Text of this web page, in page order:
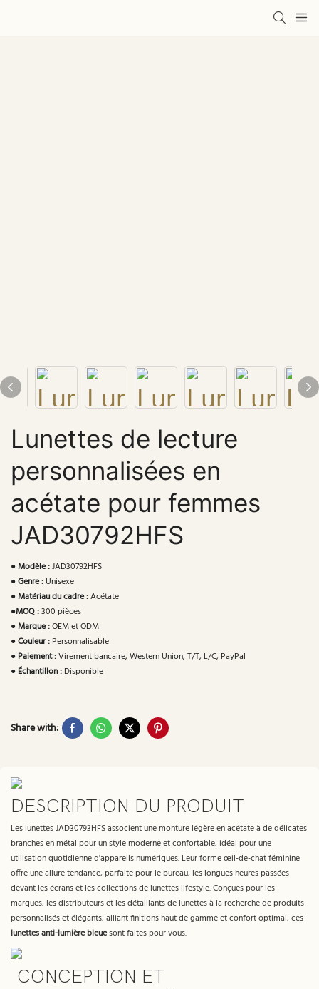
Lunettes de lecture
personnalisées en
acétate pour femmes
JAD30792HFS
●Modèle :JAD30792HFS
●Genre : Unisexe
●Matériau du cadre :Acétate
●MOQ :300 pièces
●Marque :OEM et ODM
●Couleur : Personnalisable
● Paiement :Virement bancaire, Western Union, T/T, L/C, PayPal
● Échantillon : Disponible
Share with:
DESCRIPTION DU PRODUIT
Les lunettes JAD30793HFS associent une monture légère en acétate à de délicates
branches en métal pour un style moderne et confortable, idéal pour une
utilisation quotidienne d'appareils numériques. Leur forme œil-de-chat féminine
offre une allure tendance, parfaite pour le bureau, les longues heures passées
devant les écrans et les collections de lunettes lifestyle. Conçues pour les
marques, les distributeurs et les détaillants de lunettes à la recherche de produits
personnalisés et élégants, alliant finitions haut de gamme et confort optimal, ces
lunettes anti-lumière bleuesont faites pour vous.
CONCEPTION ET